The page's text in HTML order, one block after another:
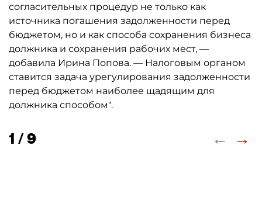
согласительных процедур не только как
источника погашения задолженности перед
бюджетом, но и как способа сохранения бизнеса
должника и сохранения рабочих мест, —
добавила Ирина Попова. — Налоговым органом
ставится задача урегулирования задолженности
перед бюджетом наиболее щадящим для
должника способом".
1 / 9 ← →